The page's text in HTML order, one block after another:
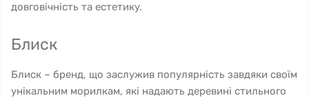
довговічність та естетику.
Блиск
Блиск – бренд, що заслужив популярність завдяки своїм
унікальним морилкам, які надають деревині стильного